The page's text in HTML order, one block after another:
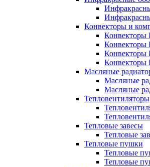
Конвекторы и
Конвекторы
Конвекторы
Конвекторы
Конвекторы
Масляные
Масляные
Масляные
Тепловентиляторы
Тепловые завесы
Тепловые
Тепловые пушки
Тепловые
Тепловые